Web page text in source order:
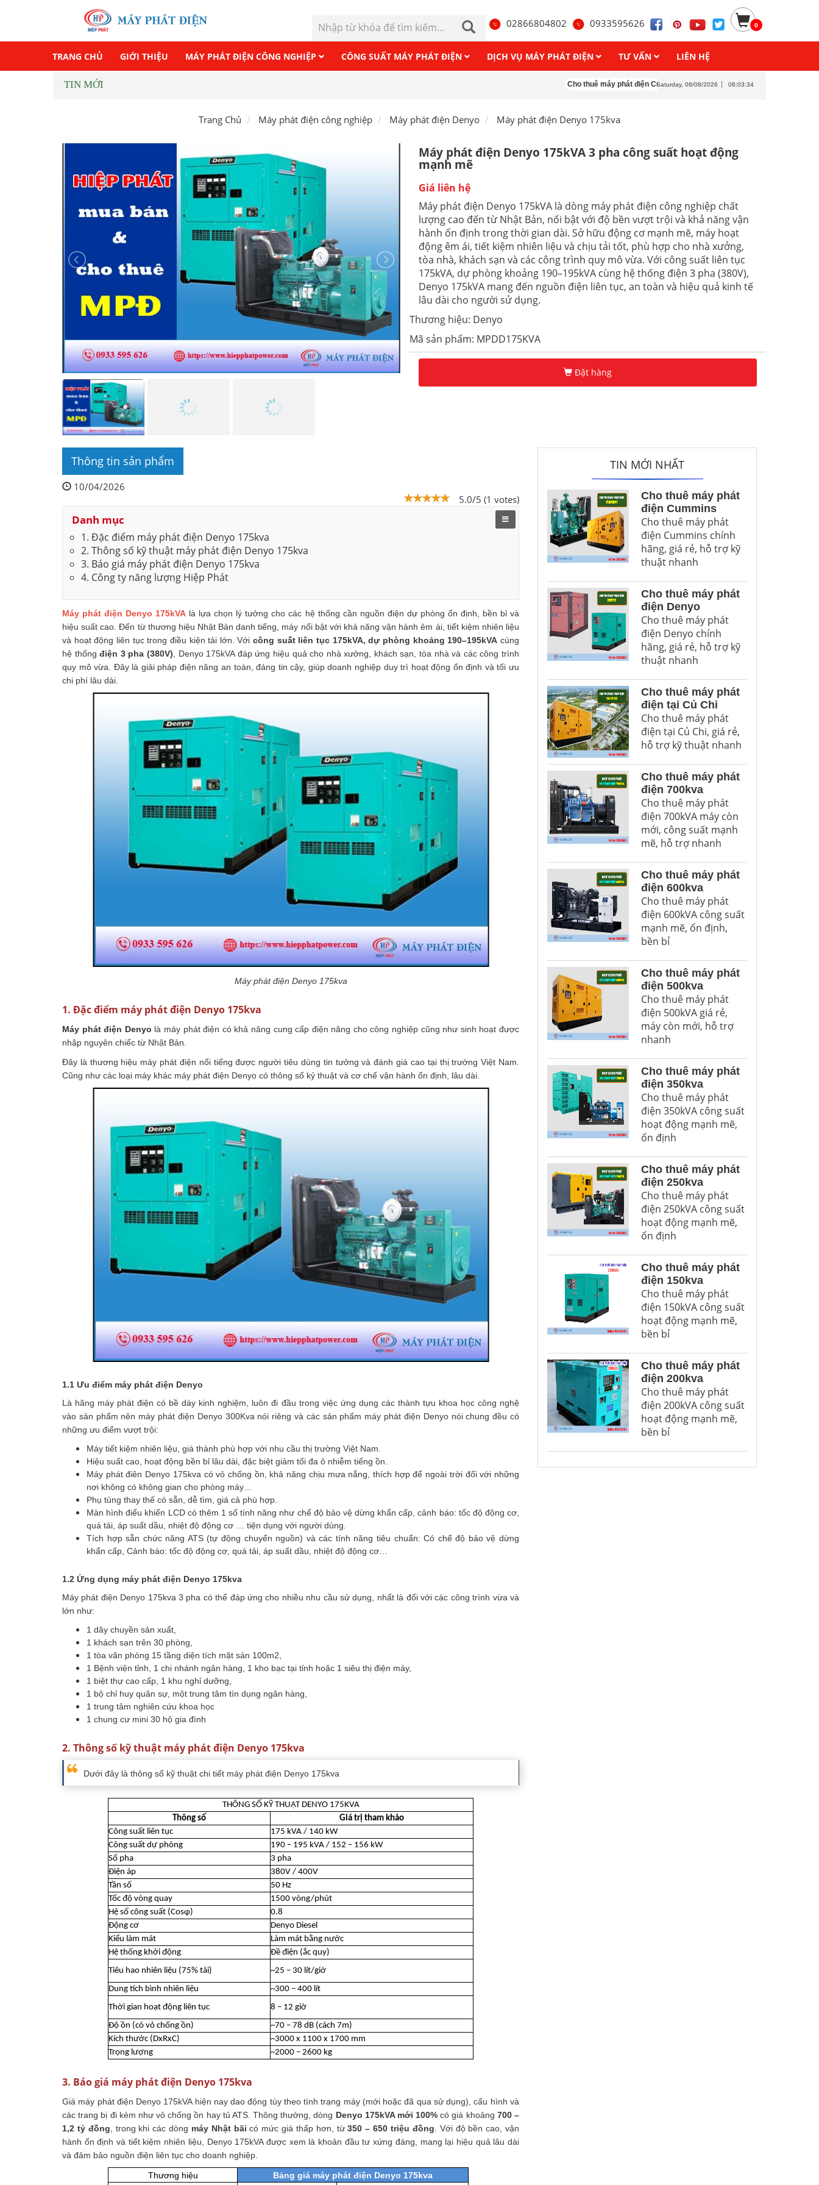
02866804802 0933595626 0
TRANG CHỦ GIỚI THIỆU MÁY PHÁT ĐIỆN CÔNG NGHIỆP CÔNG SUẤT MÁY PHÁT ĐIỆN DỊCH VỤ MÁY PHÁT ĐIỆN TƯ VẤN LIÊN HỆ
TIN MỚI Cho thuê máy phát điện Cummins Cho thuê máy phát điện Denyo
Saturday, 08/08/2026 08:03:36
Trang Chủ Máy phát điện công nghiệp Máy phát điện Denyo Máy phát điện Denyo 175kva
Máy phát điện Denyo 175kVA 3 pha công suất hoạt động
mạnh mẽ
Giá liên hệ
Máy phát điện Denyo 175kVA là dòng máy phát điện công nghiệp chất
lượng cao đến từ Nhật Bản, nổi bật với độ bền vượt trội và khả năng vận
hành ổn định trong thời gian dài. Sở hữu động cơ mạnh mẽ, máy hoạt
động êm ái, tiết kiệm nhiên liệu và chịu tải tốt, phù hợp cho nhà xưởng,
tòa nhà, khách sạn và các công trình quy mô vừa. Với công suất liên tục
175kVA, dự phòng khoảng 190–195kVA cùng hệ thống điện 3 pha (380V),
Denyo 175kVA mang đến nguồn điện liên tục, an toàn và hiệu quả kinh tế
lâu dài cho người sử dụng.
Thương hiệu: Denyo
Mã sản phẩm: MPDD175KVA
Đặt hàng
Thông tin sản phẩm
10/04/2026
5.0/5 (1 votes)
Danh mục
1. Đặc điểm máy phát điện Denyo 175kva
2. Thông số kỹ thuật máy phát điện Denyo 175kva
3. Báo giá máy phát điện Denyo 175kva
4. Công ty năng lượng Hiệp Phát
Máy phát điện Denyo 175kVA là lựa chọn lý tưởng cho các hệ thống cần nguồn điện dự phòng ổn định, bền bỉ và
hiệu suất cao. Đến từ thương hiệu Nhật Bản danh tiếng, máy nổi bật với khả năng vận hành êm ái, tiết kiệm nhiên liệu
và hoạt động liên tục trong điều kiện tải lớn. Vớicông suất liên tục 175kVA, dự phòng khoảng 190–195kVA cùng
hệ thốngđiện 3 pha (380V) , Denyo 175kVA đáp ứng hiệu quả cho nhà xưởng, khách sạn, tòa nhà và các công trình
quy mô vừa. Đây là giải pháp điện năng an toàn, đáng tin cậy, giúp doanh nghiệp duy trì hoạt động ổn định và tối ưu
chi phí lâu dài.
Máy phát điện Denyo 175kva
1. Đặc điểm máy phát điện Denyo 175kva
Máy phát điện Denyo là máy phát điện có khả năng cung cấp điện năng cho công nghiệp cũng như sinh hoạt được
nhập nguyên chiếc từ Nhật Bản.
Đây là thương hiệu máy phát điện nổi tiếng được người tiêu dùng tin tưởng và đánh giá cao tại thị trường Việt Nam.
Cũng như các loại máy khác máy phát điện Denyo có thông số kỷ thuật và cơ chế vận hành ổn định, lâu dài.
1.1 Ưu điểm máy phát điện Denyo
Là hãng máy phát điện có bề dày kinh nghiệm, luôn đi đầu trong việc ứng dụng các thành tựu khoa học công nghệ
vào sản phẩm nên máy phát điện Denyo 300Kva nói riêng và các sản phẩm máy phát điện Denyo nói chung đều có
những ưu điểm vượt trội:
Máy tiết kiệm nhiên liệu, giá thành phù hợp với nhu cầu thị trường Việt Nam.
Hiệu suất cao, hoạt động bền bỉ lâu dài, đặc biệt giảm tối đa ô nhiễm tiếng ồn.
Máy phát điên Denyo 175kva có vỏ chống ồn, khả năng chịu mưa nắng, thích hợp để ngoài trời đối với những
nơi không có không gian cho phòng máy…
Phụ tùng thay thế có sẵn, dễ tìm, giá cả phù hợp.
Màn hình điểu khiển LCD có thêm 1 số tính năng như chế độ bảo vệ dừng khẩn cấp, cảnh báo: tốc độ động cơ,
quá tải, áp suất dầu, nhiệt độ động cơ … tiện dụng với người dùng.
Tích hợp sẵn chức năng ATS (tự động chuyển nguồn) và các tính năng tiêu chuẩn: Có chế độ bảo vệ dừng
khẩn cấp, Cảnh báo: tốc độ động cơ, quá tải, áp suất dầu, nhiệt độ động cơ…
1.2 Ứng dụng máy phát điện Denyo 175kva
Máy phát điện Denyo 175kva 3 pha có thể đáp ứng cho nhiều nhu cầu sử dụng, nhất là đối với các công trình vừa và
lớn như:
1 dây chuyền sản xuất,
1 khách sạn trên 30 phòng,
1 tòa văn phòng 15 tầng diện tích mặt sàn 100m2,
1 Bệnh viện tỉnh, 1 chi nhánh ngân hàng, 1 kho bạc tại tỉnh hoặc 1 siêu thị điện máy,
1 biệt thự cao cấp, 1 khu nghỉ dưỡng,
1 bộ chỉ huy quân sự, một trung tâm tín dụng ngân hàng,
1 trung tâm nghiên cứu khoa học
1 chung cư mini 30 hộ gia đình
2. Thông số kỹ thuật máy phát điện Denyo 175kva
Dưới đây là thông số kỹ thuật chi tiết máy phát điện Denyo 175kva
THÔNG SỐ KỸ THUẬT DENYO 175KVA
Thông số
Giá trị tham khảo
Công suất liên tục
175 kVA / 140 kW
Công suất dự phòng
190 – 195 kVA / 152 – 156 kW
Số pha
3 pha
Điện áp
380V / 400V
Tần số
50 Hz
Tốc độ vòng quay
1500 vòng/phút
Hệ số công suất (Cosφ)
0.8
Động cơ
Denyo Diesel
Kiểu làm mát
Làm mát bằng nước
Hệ thống khởi động
Đề điện (ắc quy)
Tiêu hao nhiên liệu (75% tải)
~25 – 30 lít/giờ
Dung tích bình nhiên liệu
~300 – 400 lít
Thời gian hoạt động liên tục
8 – 12 giờ
Độ ồn (có vỏ chống ồn)
~70 – 78 dB (cách 7m)
Kích thước (DxRxC)
~3000 x 1100 x 1700 mm
Trọng lượng
~2000 – 2600 kg
3. Báo giá máy phát điện Denyo 175kva
Giá máy phát điện Denyo 175kVA hiện nay dao động tùy theo tình trạng máy (mới hoặc đã qua sử dụng), cấu hình và
các trang bị đi kèm như vỏ chống ồn hay tủ ATS. Thông thường, dòng Denyo 175kVA mới 100% có giá khoảng 700 –
1,2 tỷ đồng , trong khi các dòng máy Nhật bãi có mức giá thấp hơn, từ350 – 650 triệu đồng . Với độ bền cao, vận
hành ổn định và tiết kiệm nhiên liệu, Denyo 175kVA được xem là khoản đầu tư xứng đáng, mang lại hiệu quả lâu dài
và đảm bảo nguồn điện liên tục cho doanh nghiệp.
Thương hiệu
Bảng giá máy phát điện Denyo 175kva
TIN MỚI NHẤT
Cho thuê máy phát
điện Cummins
Cho thuê máy phát
điện Cummins chính
hãng, giá rẻ, hỗ trợ kỹ
thuật nhanh
Cho thuê máy phát
điện Denyo
Cho thuê máy phát
điện Denyo chính
hãng, giá rẻ, hỗ trợ kỹ
thuật nhanh
Cho thuê máy phát
điện tại Củ Chi
Cho thuê máy phát
điện tại Củ Chi, giá rẻ,
hỗ trợ kỹ thuật nhanh
Cho thuê máy phát
điện 700kva
Cho thuê máy phát
điện 700kVA máy còn
mới, công suất mạnh
mẽ, hỗ trợ nhanh
Cho thuê máy phát
điện 600kva
Cho thuê máy phát
điện 600kVA công suất
mạnh mẽ, ổn định,
bền bỉ
Cho thuê máy phát
điện 500kva
Cho thuê máy phát
điện 500kVA giá rẻ,
máy còn mới, hỗ trợ
nhanh
Cho thuê máy phát
điện 350kva
Cho thuê máy phát
điện 350kVA công suất
hoạt động mạnh mẽ,
ổn định
Cho thuê máy phát
điện 250kva
Cho thuê máy phát
điện 250kVA công suất
hoạt động mạnh mẽ,
ổn định
Cho thuê máy phát
điện 150kva
Cho thuê máy phát
điện 150kVA công suất
hoạt động mạnh mẽ,
bền bỉ
Cho thuê máy phát
điện 200kva
Cho thuê máy phát
điện 200kVA công suất
hoạt động mạnh mẽ,
bền bỉ